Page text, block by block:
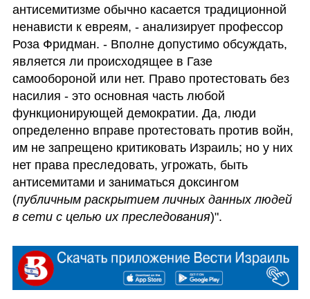
антисемитизме обычно касается традиционной
ненависти к евреям, - анализирует профессор
Роза Фридман. - Вполне допустимо обсуждать,
является ли происходящее в Газе
самообороной или нет. Право протестовать без
насилия - это основная часть любой
функционирующей демократии. Да, люди
определенно вправе протестовать против войн,
им не запрещено критиковать Израиль; но у них
нет права преследовать, угрожать, быть
антисемитами и заниматься доксингом
(публичным раскрытием личных данных людей
в сети с целью их преследования)".